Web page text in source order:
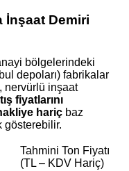
İnşaat Demiri
bölgelerindeki
depoları) fabrikalar
nervürlü inşaat
fiyatlarını
hariç baz
gösterebilir.
Tahmini Ton Fiyatı
(TL – KDV Hariç)